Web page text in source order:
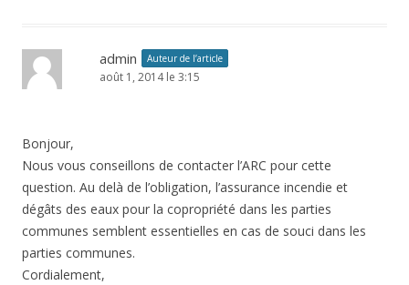
admin Auteur de l’article
août 1, 2014 le 3:15
Bonjour,
Nous vous conseillons de contacter l’ARC pour cette
question. Au delà de l’obligation, l’assurance incendie et
dégâts des eaux pour la copropriété dans les parties
communes semblent essentielles en cas de souci dans les
parties communes.
Cordialement,